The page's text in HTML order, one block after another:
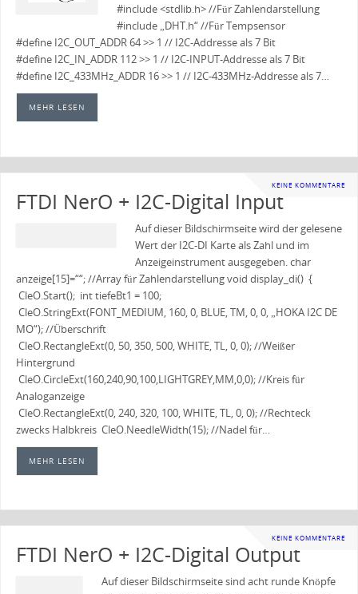
#include <stdlib.h> //Für Zahlendarstellung
#include „DHT.h“ //Für Tempsensor
#define I2C_OUT_ADDR 64 >> 1 // I2C-Addresse als 7 Bit
#define I2C_IN_ADDR 112 >> 1 // I2C-INPUT-Addresse als 7 Bit
#define I2C_433MHz_ADDR 16 >> 1 // I2C-433MHz-Addresse als 7…
MEHR LESEN
KEINE KOMMENTARE
FTDI NerO + I2C-Digital Input
Auf dieser Bildschirmseite wird der gelesene
Wert der I2C-DI Karte als Zahl und im
Anzeigeinstrument ausgegeben. char
anzeige[15]=““; //Array für Zahlendarstellung void display_di() {
CleO.Start(); int tiefeBt1 = 100;
CleO.StringExt(FONT_MEDIUM, 160, 0, BLUE, TM, 0, 0, „HOKA I2C DE
MO“); //Überschrift
CleO.RectangleExt(0, 50, 350, 500, WHITE, TL, 0, 0); //Weißer
Hintergrund
CleO.CircleExt(160,240,90,100,LIGHTGREY,MM,0,0); //Kreis für
Analoganzeige
CleO.RectangleExt(0, 240, 320, 100, WHITE, TL, 0, 0); //Rechteck
zwecks Halbkreis CleO.NeedleWidth(15); //Nadel für…
MEHR LESEN
KEINE KOMMENTARE
FTDI NerO + I2C-Digital Output
Auf dieser Bildschirmseite sind acht runde Knöpfe